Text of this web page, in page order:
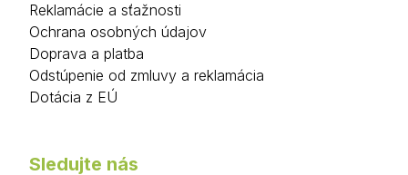
Reklamácie a sťažnosti
Ochrana osobných údajov
Doprava a platba
Odstúpenie od zmluvy a reklamácia
Dotácia z EÚ
Sledujte nás